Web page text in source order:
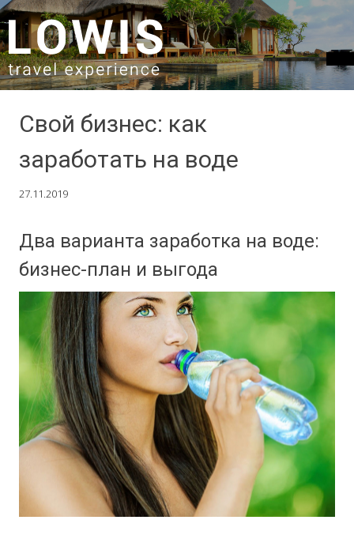
SKIP TO CONTENT
Свой бизнес: как
заработать на воде
27.11.2019
Два варианта заработка на воде:
бизнес-план и выгода